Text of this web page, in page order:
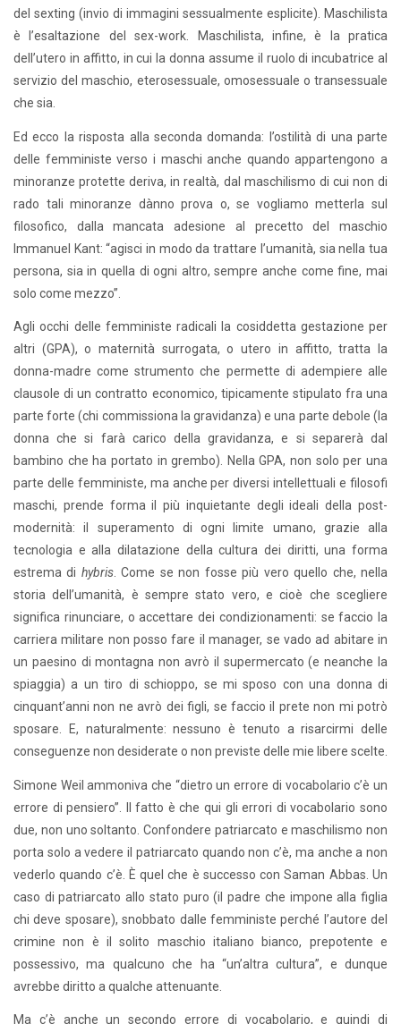
del sexting (invio di immagini sessualmente esplicite). Maschilista
è l’esaltazione del sex-work. Maschilista, infine, è la pratica
dell’utero in affitto, in cui la donna assume il ruolo di incubatrice al
servizio del maschio, eterosessuale, omosessuale o transessuale
che sia.
Ed ecco la risposta alla seconda domanda: l’ostilità di una parte
delle femministe verso i maschi anche quando appartengono a
minoranze protette deriva, in realtà, dal maschilismo di cui non di
rado tali minoranze dànno prova o, se vogliamo metterla sul
filosofico, dalla mancata adesione al precetto del maschio
Immanuel Kant: “agisci in modo da trattare l’umanità, sia nella tua
persona, sia in quella di ogni altro, sempre anche come fine, mai
solo come mezzo”.
Agli occhi delle femministe radicali la cosiddetta gestazione per
altri (GPA), o maternità surrogata, o utero in affitto, tratta la
donna-madre come strumento che permette di adempiere alle
clausole di un contratto economico, tipicamente stipulato fra una
parte forte (chi commissiona la gravidanza) e una parte debole (la
donna che si farà carico della gravidanza, e si separerà dal
bambino che ha portato in grembo). Nella GPA, non solo per una
parte delle femministe, ma anche per diversi intellettuali e filosofi
maschi, prende forma il più inquietante degli ideali della post-
modernità: il superamento di ogni limite umano, grazie alla
tecnologia e alla dilatazione della cultura dei diritti, una forma
estrema di hybris. Come se non fosse più vero quello che, nella
storia dell’umanità, è sempre stato vero, e cioè che scegliere
significa rinunciare, o accettare dei condizionamenti: se faccio la
carriera militare non posso fare il manager, se vado ad abitare in
un paesino di montagna non avrò il supermercato (e neanche la
spiaggia) a un tiro di schioppo, se mi sposo con una donna di
cinquant’anni non ne avrò dei figli, se faccio il prete non mi potrò
sposare. E, naturalmente: nessuno è tenuto a risarcirmi delle
conseguenze non desiderate o non previste delle mie libere scelte.
Simone Weil ammoniva che “dietro un errore di vocabolario c’è un
errore di pensiero”. Il fatto è che qui gli errori di vocabolario sono
due, non uno soltanto. Confondere patriarcato e maschilismo non
porta solo a vedere il patriarcato quando non c’è, ma anche a non
vederlo quando c’è. È quel che è successo con Saman Abbas. Un
caso di patriarcato allo stato puro (il padre che impone alla figlia
chi deve sposare), snobbato dalle femministe perché l’autore del
crimine non è il solito maschio italiano bianco, prepotente e
possessivo, ma qualcuno che ha “un’altra cultura”, e dunque
avrebbe diritto a qualche attenuante.
Ma c’è anche un secondo errore di vocabolario, e quindi di